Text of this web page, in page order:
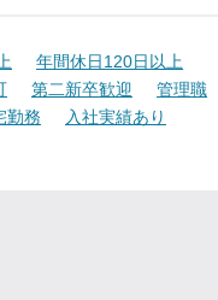
年間休日120日以上
第二新卒歓迎
管理職
勤務
入社実績あり